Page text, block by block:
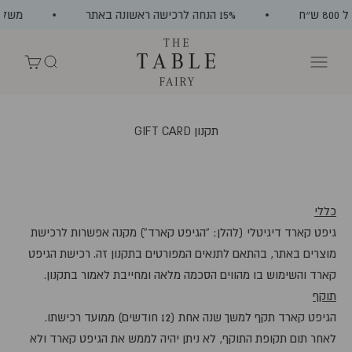
דילוג לתוכן 15% הנחה לרכישה ראשונה באתר
עגלת קניות
חיפוש
The Table Fairy
תפריט
תקנון GIFT CARD
כללי
גיפט קארד דיגיטלי (להלן: “הגיפט קארד”) מקנה אפשרות לרכישת
מוצרים באתר, בהתאם לתנאים המפורטים בתקנון זה. רכישת הגיפט
קארד והשימוש בו מהווים הסכמה מלאה ומחייבת לאמור בתקנון.
תוקף
הגיפט קארד תקף למשך שנה אחת (12 חודשים) ממועד רכישתו.
לאחר תום תקופת התוקף, לא ניתן יהיה לממש את הגיפט קארד ולא